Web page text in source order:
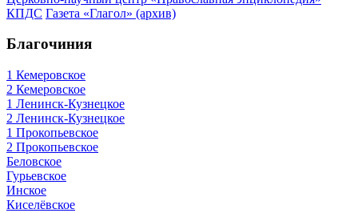
КПДС Газета «Глагол» (архив)
Благочиния
1 Кемеровское
2 Кемеровское
1 Ленинск-Кузнецкое
2 Ленинск-Кузнецкое
1 Прокопьевское
2 Прокопьевское
Беловское
Гурьевское
Инское
Киселёвское